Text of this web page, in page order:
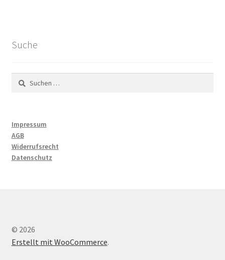
Suche
Suchen
nach:
Impressum
AGB
Widerrufsrecht
Datenschutz
© 2026
Erstellt mit WooCommerce.